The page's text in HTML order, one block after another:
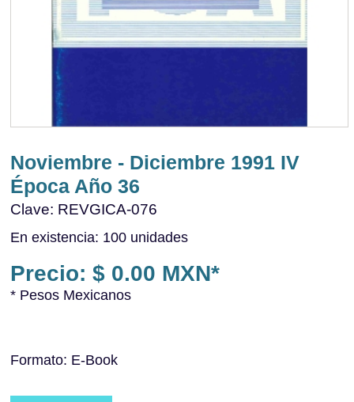
Noviembre - Diciembre 1991 IV
Época Año 36
Clave: REVGICA-076
En existencia: 100 unidades
Precio: $ 0.00 MXN*
* Pesos Mexicanos
Formato: E-Book